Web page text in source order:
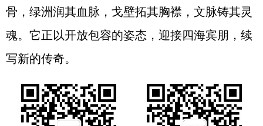
骨，绿洲润其血脉，戈壁拓其胸襟，文脉铸其灵
魂。它正以开放包容的姿态，迎接四海宾朋，续
写新的传奇。